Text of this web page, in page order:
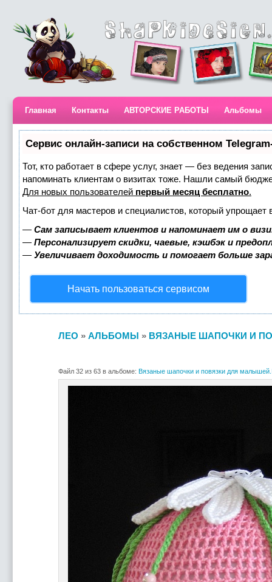
Главная Контакты АВТОРСКИЕ РАБОТЫ Альбомы
Сервис онлайн-записи на собственном
Тот, кто работает в сфере услуг, знает — без ведения
напоминать клиентам о визитах тоже. Нашли самый
Для новых пользователей первый месяц бесплатно.
Чат-бот для мастеров и специалистов, который упрощает
— Сам записывает клиентов и напоминает им о
— Персонализирует скидки, чаевые, кэшбэк и
— Увеличивает доходимость и помогает больше
Начать пользоваться сервисом
ЛЕО » АЛЬБОМЫ » ВЯЗАНЫЕ ШАПОЧКИ И
Файл 32 из 63 в альбоме: Вязаные шапочки и повязки для